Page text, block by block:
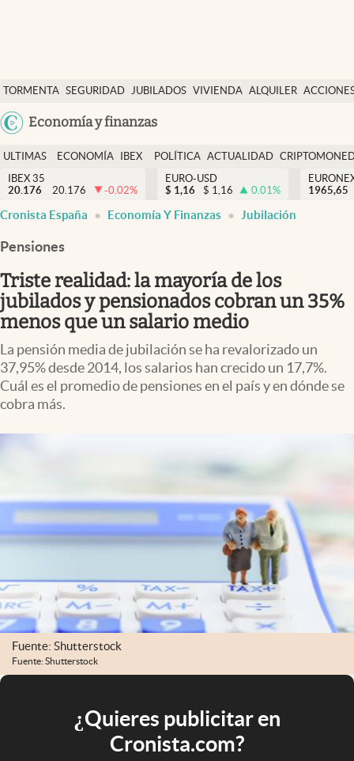
TORMENTA SEGURIDAD JUBILADOS VIVIENDA ALQUILER
USA
Colombia
Economía y finanzas
Economía y finanzas
Política
Actualidad
Criptomonedas
España
ULTIMAS
NOTICIAS
ECONOMÍA
FINANZAS
IBEX
EURO
POLÍTICA ACTUALIDAD
IBEX 35
20.176
20.176 -0.02%
EURO-USD
$ 1,16 $ 1,16 0.01%
1965,65
Cronista España Economía Y Finanzas Jubilación
Pensiones
Triste realidad: la mayoría de los
jubilados y pensionados cobran un 35%
menos que un salario medio
La pensión media de jubilación se ha revalorizado un
37,95% desde 2014, los salarios han crecido un 17,7%.
Cuál es el promedio de pensiones en el país y en dónde se
cobra más.
Fuente: Shutterstock
Fuente: Shutterstock
¿Quieres publicitar en
Cronista.com?